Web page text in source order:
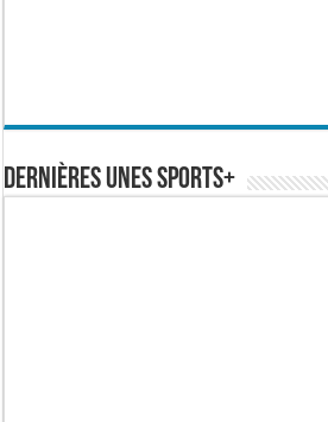
Dernières Unes Sports+